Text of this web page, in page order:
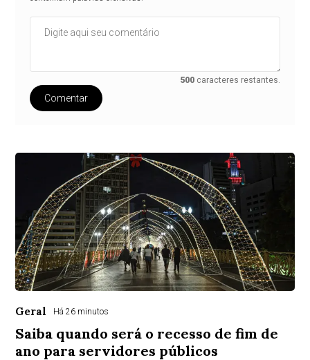
500 caracteres restantes.
Comentar
Geral Há 26 minutos
Saiba quando será o recesso de fim de
ano para servidores públicos